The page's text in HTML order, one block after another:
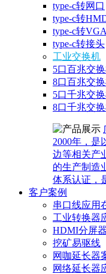
type-c转网口
type-c转
type-c转VGA
type-c转接头
工业交换机
5口百兆交
8口百兆交
5口千兆交
8口千兆交
2000年，是
边等相关产
的生产制造
体系认证，
客户案例
串口线应用
工业转换器
HDMI分屏
挖矿易驱线
网咖延长器
网络延长器